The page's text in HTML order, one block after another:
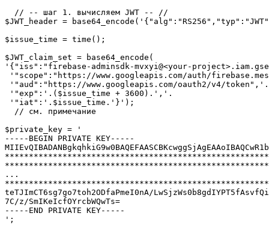
  // -- шаг 1. вычисляем JWT -- //
$JWT_header =
$issue_time = time();
$JWT_claim_set = base64_encode(
'{"iss":"firebase-adminsdk-mvxyi@<your-
'"scope":"https://www.googleapis.com/auth/
'"aud":"https://www.googleapis.com/oauth2/v4/token",'.
'"exp":'.($issue_time + 3600).','.
'"iat":'.$issue_time.'}');
  // см. примечание
$private_key = '
-----BEGIN PRIVATE KEY-----
...
teTJImCT6sg7go7toh2ODfaPmeI0nA/
7C/z/SmIKeIcfOYrcbWQwTs=
-----END PRIVATE KEY-----
';